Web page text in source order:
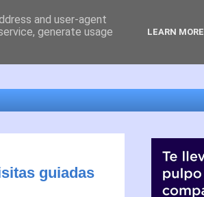
guiadas
and user-agent
generate usage
LEARN MORE